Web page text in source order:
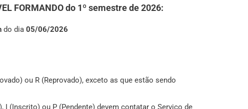
FORMANDOdo 1º semestre de 2026:
do dia 05/06/2026
ou R (Reprovado), exceto as que estão sendo